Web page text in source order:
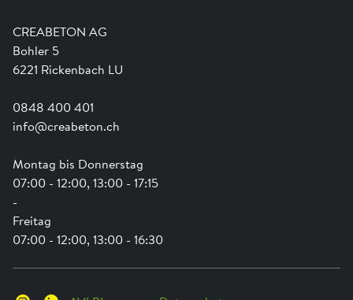
CREABETON AG
Bohler 5
6221 Rickenbach LU
0848 400 401
info@creabeton.ch
Montag bis Donnerstag
07:00 - 12:00, 13:00 - 17:15
-
Freitag
07:00 - 12:00, 13:00 - 16:30
Ausbildung
Shop Hilfe
Anwendungsunterstützung
Newsletter
Engagement
Swissness
Schwammstadt